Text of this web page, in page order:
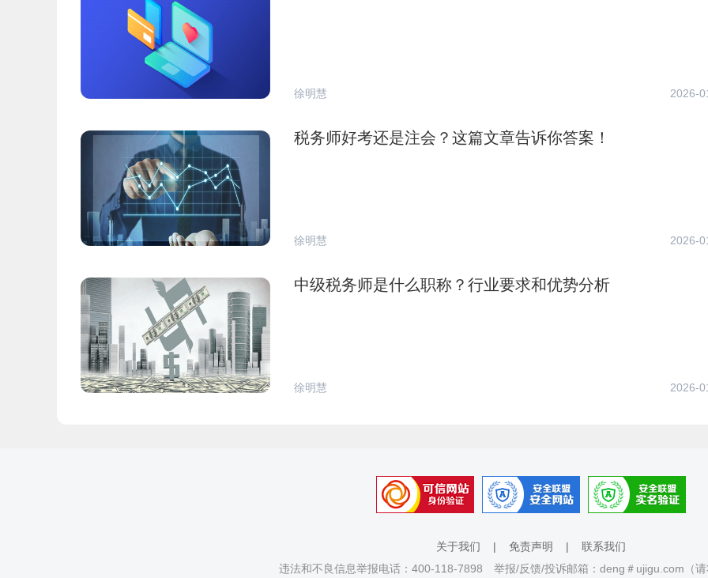
徐明慧 2026-
税务师好考还是注会？这篇文章告诉你答案！
徐明慧 2026-
中级税务师是什么职称？行业要求和优势分析
徐明慧 2026-
关于我们 | 免责声明 | 联系我们
违法和不良信息举报电话：400-118-7898 举报/反馈/投诉邮箱：deng＃ujigu.com（请